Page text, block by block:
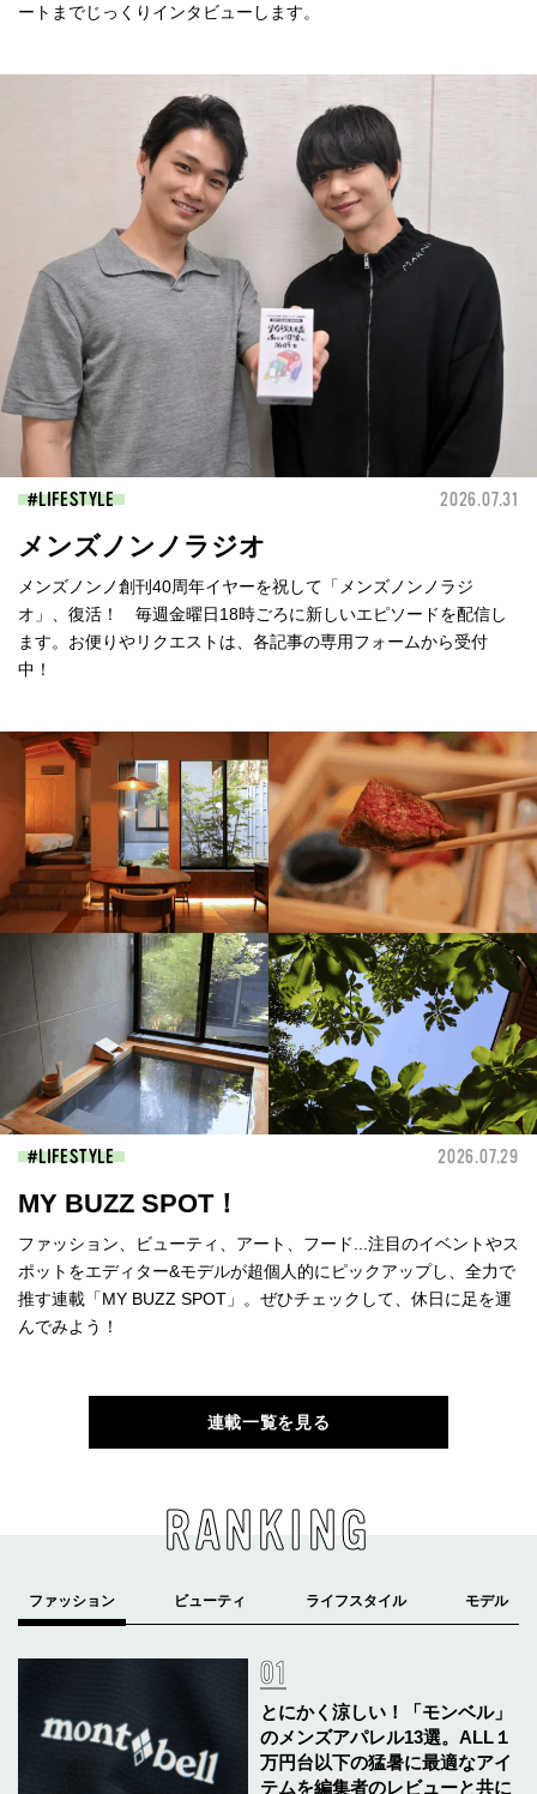
ートまでじっくりインタビューします。
LIFESTYLE 2026.07.31
メンズノンノラジオ
メンズノンノ創刊40周年イヤーを祝して「メンズノンノラジ
オ」、復活！ 毎週金曜日18時ごろに新しいエピソードを配信し
ます。お便りやリクエストは、各記事の専用フォームから受付
中！
LIFESTYLE 2026.07.29
MY BUZZ SPOT！
ファッション、ビューティ、アート、フード...注目のイベントやス
ポットをエディター&モデルが超個人的にピックアップし、全力で
推す連載「MY BUZZ SPOT」。ぜひチェックして、休日に足を運
んでみよう！
連載一覧を見る
RANKING
とにかく涼しい！「モンベル」
のメンズアパレル13選。ALL１
万円台以下の猛暑に最適なアイ
テムを編集者のレビューと共に